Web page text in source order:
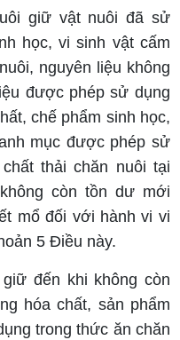
giữ vật nuôi đã sử
học, vi sinh vật cấm
nguyên liệu không
được phép sử dụng
chế phẩm sinh học,
mục được phép sử
thải chăn nuôi tại
còn tồn dư mới
mổ đối với hành vi vi
5 Điều này.
đến khi không còn
hóa chất, sản phẩm
trong thức ăn chăn